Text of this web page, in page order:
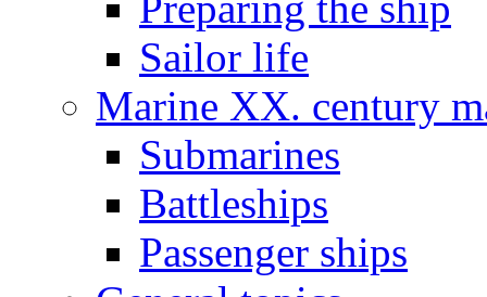
Sailor life
Marine XX. century
Submarines
Battleships
Passenger ships